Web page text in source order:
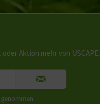
Aktion mehr von USCAPE.